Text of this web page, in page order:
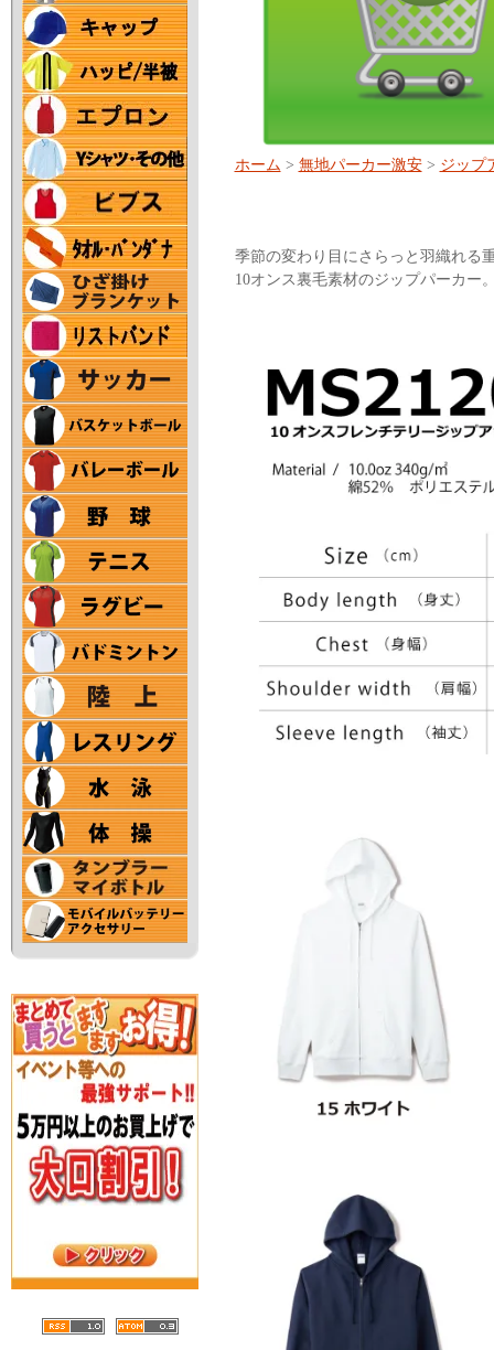
ホーム > 無地パーカー激安> ジップ
季節の変わり目にさらっと羽織れる
10オンス裏毛素材のジップパーカー